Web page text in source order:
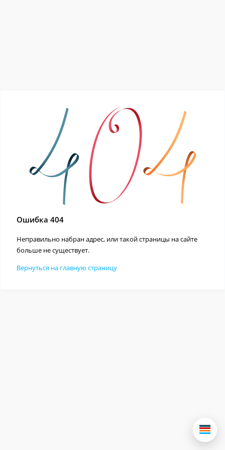
Ошибка 404
Неправильно набран адрес, или такой страницы на сайте
больше не существует.
Вернуться на главную страницу